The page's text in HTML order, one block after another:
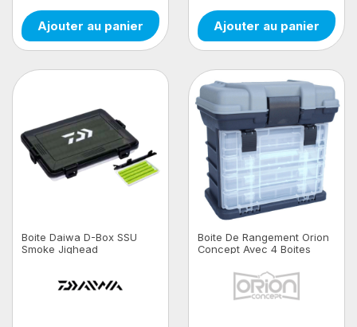
Ajouter au panier Ajouter au panier
Boite Daiwa D-Box SSU
Smoke Jighead
Boite De Rangement Orion
Concept Avec 4 Boites